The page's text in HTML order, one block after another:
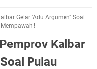
Gelar "Adu Argumen" Soal
!
Kalbar
Pulau